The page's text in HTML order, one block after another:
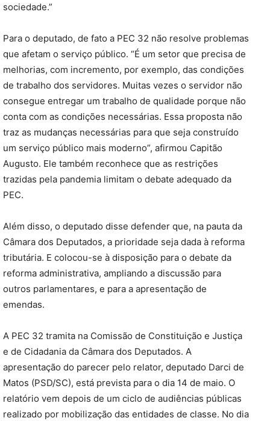
sociedade.”
Para o deputado, de fato a PEC 32 não resolve problemas
que afetam o serviço público. “É um setor que precisa de
melhorias, com incremento, por exemplo, das condições
de trabalho dos servidores. Muitas vezes o servidor não
consegue entregar um trabalho de qualidade porque não
conta com as condições necessárias. Essa proposta não
traz as mudanças necessárias para que seja construído
um serviço público mais moderno”, afirmou Capitão
Augusto. Ele também reconhece que as restrições
trazidas pela pandemia limitam o debate adequado da
PEC.
Além disso, o deputado disse defender que, na pauta da
Câmara dos Deputados, a prioridade seja dada à reforma
tributária. E colocou-se à disposição para o debate da
reforma administrativa, ampliando a discussão para
outros parlamentares, e para a apresentação de
emendas.
A PEC 32 tramita na Comissão de Constituição e Justiça
e de Cidadania da Câmara dos Deputados. A
apresentação do parecer pelo relator, deputado Darci de
Matos (PSD/SC), está prevista para o dia 14 de maio. O
relatório vem depois de um ciclo de audiências públicas
realizado por mobilização das entidades de classe. No dia